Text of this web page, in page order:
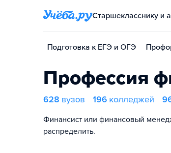
Старшекласснику и
Подготовка к ЕГЭ и ОГЭ
Профессия
628 вузов 196 колледжей
Финансист или финансовый
распределить.